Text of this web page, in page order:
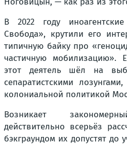
В 2022 году
Свобода», крутили его
типичную байку про
частичную мобилизацию».
этот деятель шёл на
сепаратистскими
колониальной политикой
Возникает
действительно всерьёз
бэкграундом их допустят до